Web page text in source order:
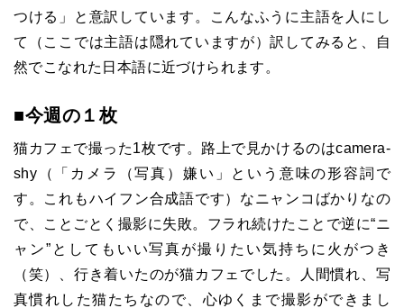
つける」と意訳しています。こんなふうに主語を人にし
て（ここでは主語は隠れていますが）訳してみると、自
然でこなれた日本語に近づけられます。
■今週の１枚
猫カフェで撮った1枚です。路上で見かけるのはcamera-
shy（「カメラ（写真）嫌い」という意味の形容詞で
す。これもハイフン合成語です）なニャンコばかりなの
で、ことごとく撮影に失敗。フラれ続けたことで逆に“ニ
ャン”としてもいい写真が撮りたい気持ちに火がつき
（笑）、行き着いたのが猫カフェでした。人間慣れ、写
真慣れした猫たちなので、心ゆくまで撮影ができまし